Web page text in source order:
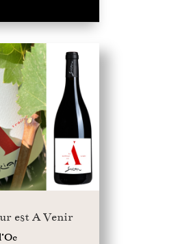
est A Venir